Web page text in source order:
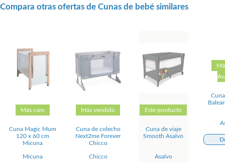
Compara otras ofertas de Cunas de bebé similares
Más caro
Cuna Magic Mum
120 x 60 cm
Micuna
Micuna
Más vendido
Cuna de colecho
Next2me Forever
Chicco
Chicco
Este producto
Cuna de viaje
Smooth Asalvo
Asalvo